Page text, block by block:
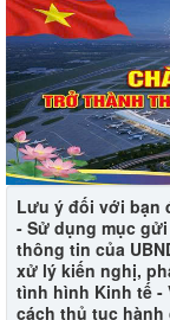
Lưu ý đối với bạn
- Sử dụng mục
thông tin của
xử lý kiến nghị,
tình hìn​h Kinh tế -
cách thủ tục hành